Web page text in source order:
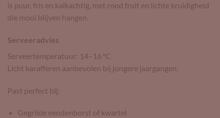
is puur, fris en kalkachtig, met rood fruit en lichte kruidigheid
die mooi blijven hangen.
Serveeradvies
Serveertemperatuur: 14–16 °C
Licht karafferen aanbevolen bij jongere jaargangen.
Past perfect bij:
Gegrilde eendenborst of kwartel